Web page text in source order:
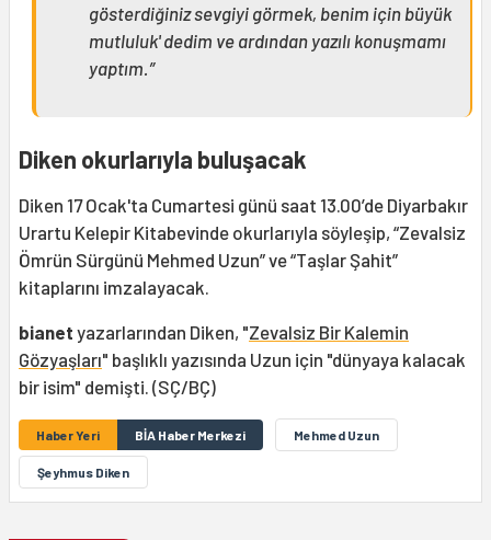
gösterdiğiniz sevgiyi görmek, benim için büyük
mutluluk' dedim ve ardından yazılı konuşmamı
yaptım.”
Diken okurlarıyla buluşacak
Diken 17 Ocak'ta Cumartesi günü saat 13.00’de Diyarbakır
Urartu Kelepir Kitabevinde okurlarıyla söyleşip, “Zevalsiz
Ömrün Sürgünü Mehmed Uzun” ve “Taşlar Şahit”
kitaplarını imzalayacak.
bianet yazarlarından Diken, "Zevalsiz Bir Kalemin
Gözyaşları" başlıklı yazısında Uzun için "dünyaya kalacak
bir isim" demişti. (SÇ/BÇ)
Haber Yeri BİA Haber Merkezi Mehmed Uzun
Şeyhmus Diken